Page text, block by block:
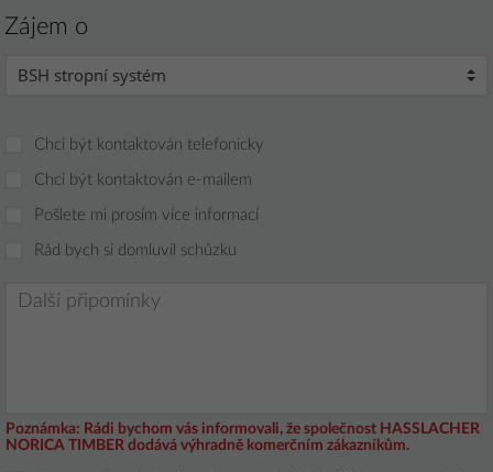
Zájem o
Chci být kontaktován telefonicky
Chci být kontaktován e-mailem
Pošlete mi prosím více informací
Rád bych si domluvil schůzku
Poznámka: Rádi bychom vás informovali, že společnost HASSLACHER
NORICA TIMBER dodává výhradně komerčním zákazníkům.